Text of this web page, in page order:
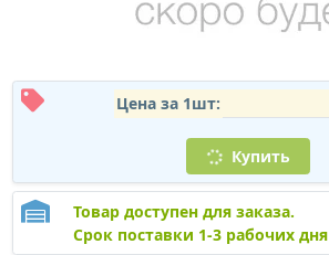
Цена за 1шт:
Купить
Товар доступен для заказа.
Срок поставки 1-3 рабочих дня